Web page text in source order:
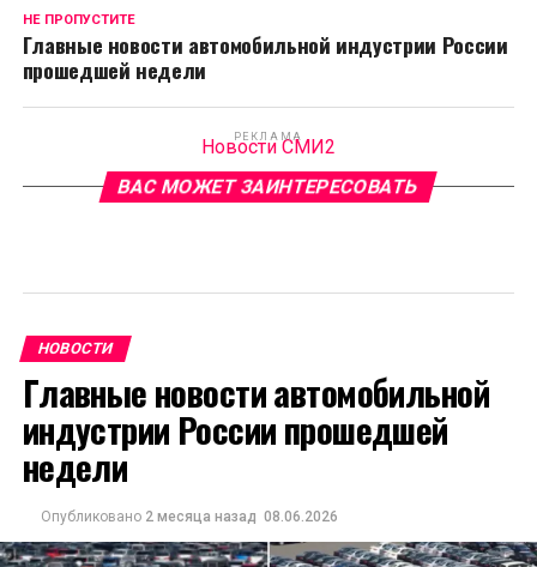
НЕ ПРОПУСТИТЕ
Главные новости автомобильной индустрии России
прошедшей недели
РЕКЛАМА
Новости СМИ2
ВАС МОЖЕТ ЗАИНТЕРЕСОВАТЬ
НОВОСТИ
Главные новости автомобильной
индустрии России прошедшей
недели
Опубликовано 2 месяца назад 08.06.2026